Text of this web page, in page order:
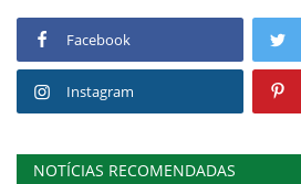
Facebook
Instagram
NOTÍCIAS RECOMENDADAS